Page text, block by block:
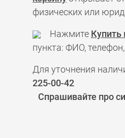
физических или
Нажмите Купить
пункта: ФИО,
Для уточнения
225-00-42
Спрашивайте про